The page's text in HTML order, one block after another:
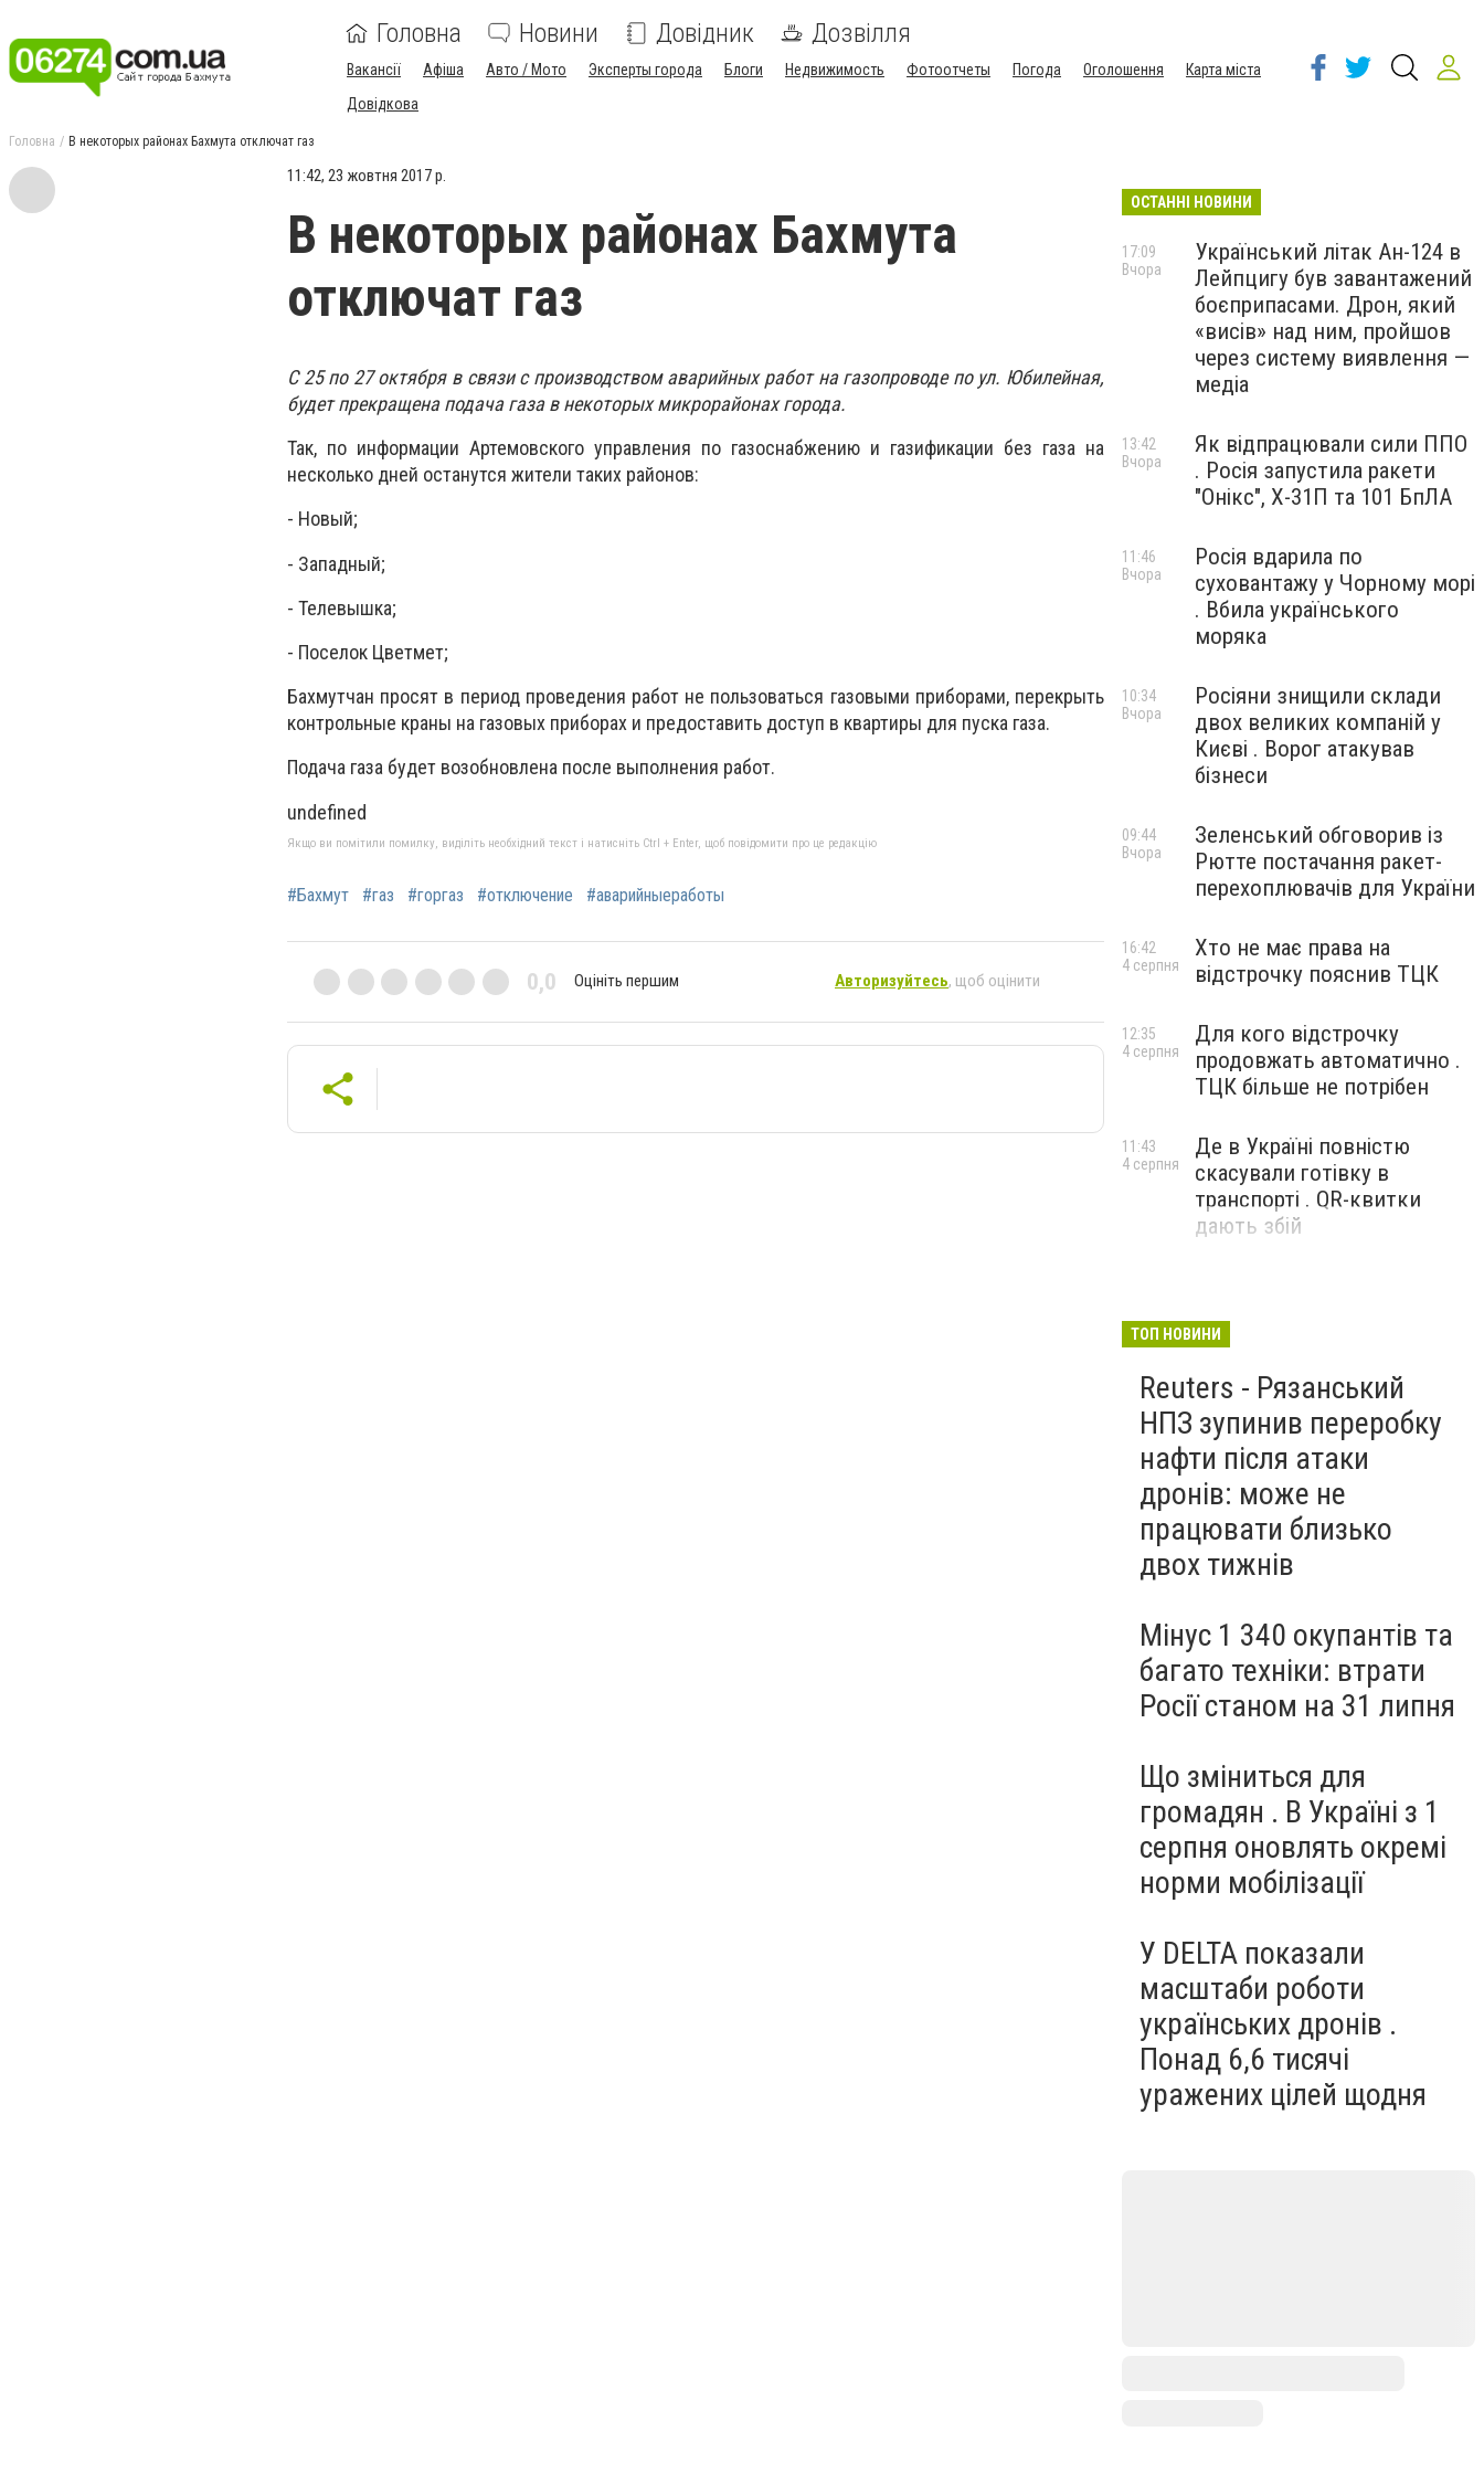
Головна Новини Довідник Дозвілля
Вакансії Афіша Авто / Мото Эксперты города Блоги Недвижимость Фотоотчеты Погода Оголошення
Карта міста
Довідкова
Головна В некоторых районах Бахмута отключат газ
11:42, 23 жовтня 2017 р.
В некоторых районах Бахмута
отключат газ
С 25 по 27 октября в связи с производством аварийных работ на газопроводе по ул. Юбилейная,
будет прекращена подача газа в некоторых микрорайонах города.
Так, по информации Артемовского управления по газоснабжению и газификации без газа на
несколько дней останутся жители таких районов:
- Новый;
- Западный;
- Телевышка;
- Поселок Цветмет;
Бахмутчан просят в период проведения работ не пользоваться газовыми приборами, перекрыть
контрольные краны на газовых приборах и предоставить доступ в квартиры для пуска газа.
Подача газа будет возобновлена после выполнения работ.
undefined
Якщо ви помітили помилку, виділіть необхідний текст і натисніть Ctrl + Enter, щоб повідомити про це редакцію
#Бахмут #газ #горгаз #отключение #аварийныеработы
0,0 Оцініть першим Авторизуйтесь, щоб оцінити
ОСТАННІ НОВИНИ
Український літак Ан-124 в
Лейпцигу був завантажений
боєприпасами. Дрон, який
«висів» над ним, пройшов
через систему виявлення —
медіа
17:09
Вчора
Як відпрацювали сили ППО
. Росія запустила ракети
"Онікс", Х-31П та 101 БпЛА
13:42
Вчора
Росія вдарила по
суховантажу у Чорному морі
. Вбила українського
моряка
11:46
Вчора
Росіяни знищили склади
двох великих компаній у
Києві . Ворог атакував
бізнеси
10:34
Вчора
Зеленський обговорив із
Рютте постачання ракет-
перехоплювачів для України
09:44
Вчора
Хто не має права на
відстрочку пояснив ТЦК
16:42
4 серпня
Для кого відстрочку
продовжать автоматично .
ТЦК більше не потрібен
12:35
4 серпня
Де в Україні повністю
скасували готівку в
транспорті . QR-квитки
дають збій
11:43
4 серпня
ТОП НОВИНИ
Reuters - Рязанський
НПЗ зупинив переробку
нафти після атаки
дронів: може не
працювати близько
двох тижнів
Мінус 1 340 окупантів та
багато техніки: втрати
Росії станом на 31 липня
Що зміниться для
громадян . В Україні з 1
серпня оновлять окремі
норми мобілізації
У DELTA показали
масштаби роботи
українських дронів .
Понад 6,6 тисячі
уражених цілей щодня